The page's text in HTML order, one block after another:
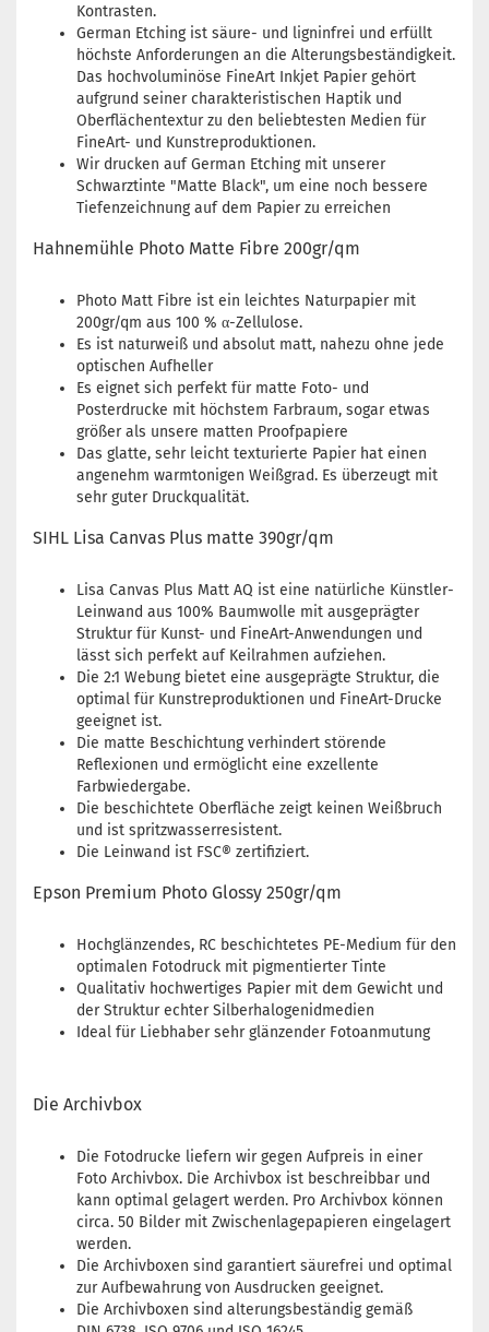
Kontrasten.
German Etching ist säure- und ligninfrei und erfüllt
höchste Anforderungen an die Alterungsbeständigkeit.
Das hochvoluminöse FineArt Inkjet Papier gehört
aufgrund seiner charakteristischen Haptik und
Oberflächentextur zu den beliebtesten Medien für
FineArt- und Kunstreproduktionen.
Wir drucken auf German Etching mit unserer
Schwarztinte "Matte Black", um eine noch bessere
Tiefenzeichnung auf dem Papier zu erreichen
Hahnemühle Photo Matte Fibre 200gr/qm
Photo Matt Fibre ist ein leichtes Naturpapier mit
200gr/qm aus 100 % α-Zellulose.
Es ist naturweiß und absolut matt, nahezu ohne jede
optischen Aufheller
Es eignet sich perfekt für matte Foto- und
Posterdrucke mit höchstem Farbraum, sogar etwas
größer als unsere matten Proofpapiere
Das glatte, sehr leicht texturierte Papier hat einen
angenehm warmtonigen Weißgrad. Es überzeugt mit
sehr guter Druckqualität.
SIHL Lisa Canvas Plus matte 390gr/qm
​Lisa Canvas Plus Matt AQ ist eine natürliche Künstler-
Leinwand aus 100% Baumwolle mit ausgeprägter
Struktur für Kunst- und FineArt-Anwendungen und
lässt sich perfekt auf Keilrahmen aufziehen.
Die 2:1 Webung bietet eine ausgeprägte Struktur, die
optimal für Kunstreproduktionen und FineArt-Drucke
geeignet ist.
Die matte Beschichtung verhindert störende
Reflexionen und ermöglicht eine exzellente
Farbwiedergabe.
Die beschichtete Oberfläche zeigt keinen Weißbruch
und ist spritzwasserresistent.
Die Leinwand ist FSC® zertifiziert.
Epson Premium Photo Glossy 250gr/qm
Hochglänzendes, RC beschichtetes PE-Medium für den
optimalen Fotodruck mit pigmentierter Tinte
Qualitativ hochwertiges Papier mit dem Gewicht und
der Struktur echter Silberhalogenidmedien
Ideal für Liebhaber sehr glänzender Fotoanmutung
Die Archivbox
Die Fotodrucke liefern wir gegen Aufpreis in einer
Foto Archivbox. Die Archivbox ist beschreibbar und
kann optimal gelagert werden. Pro Archivbox können
circa. 50 Bilder mit Zwischenlagepapieren eingelagert
werden.
Die Archivboxen sind garantiert säurefrei und optimal
zur Aufbewahrung von Ausdrucken geeignet.
Die Archivboxen sind alterungsbeständig gemäß